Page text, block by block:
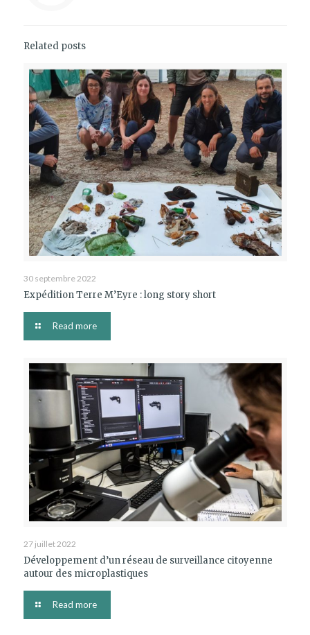
Related posts
30 septembre 2022
Expédition Terre M’Eyre : long story short
Read more
27 juillet 2022
Développement d’un réseau de surveillance citoyenne
autour des microplastiques
Read more